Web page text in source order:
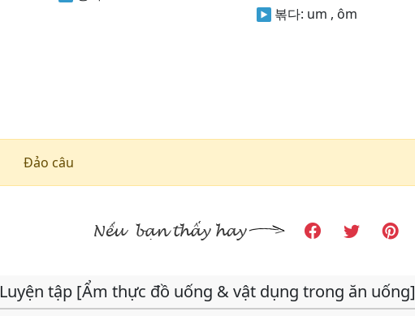
볶다: um , ôm
Đảo câu
Luyện tập [Ẩm thực đồ uống & vật dụng trong ăn uống]